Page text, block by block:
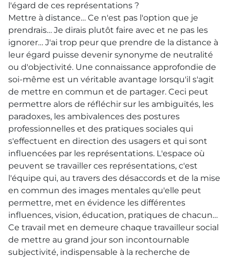
l'égard de ces représentations ?
Mettre à distance… Ce n'est pas l'option que je
prendrais… Je dirais plutôt faire avec et ne pas les
ignorer… J'ai trop peur que prendre de la distance à
leur égard puisse devenir synonyme de neutralité
ou d'objectivité. Une connaissance approfondie de
soi-même est un véritable avantage lorsqu'il s'agit
de mettre en commun et de partager. Ceci peut
permettre alors de réfléchir sur les ambiguïtés, les
paradoxes, les ambivalences des postures
professionnelles et des pratiques sociales qui
s'effectuent en direction des usagers et qui sont
influencées par les représentations. L'espace où
peuvent se travailler ces représentations, c'est
l'équipe qui, au travers des désaccords et de la mise
en commun des images mentales qu'elle peut
permettre, met en évidence les différentes
influences, vision, éducation, pratiques de chacun…
Ce travail met en demeure chaque travailleur social
de mettre au grand jour son incontournable
subjectivité, indispensable à la recherche de